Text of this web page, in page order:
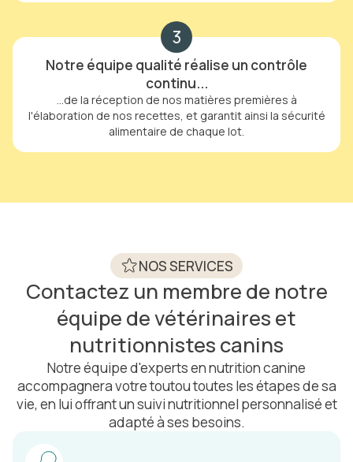
3
Notre équipe qualité réalise un contrôle
continu...
...de la réception de nos matières premières à
l'élaboration de nos recettes, et garantit ainsi la sécurité
alimentaire de chaque lot.
NOS SERVICES
Contactez un membre de notre
équipe de vétérinaires et
nutritionnistes canins
Notre équipe d'experts en nutrition canine
accompagnera votre toutou toutes les étapes de sa
vie, en lui offrant un suivi nutritionnel personnalisé et
adapté à ses besoins.